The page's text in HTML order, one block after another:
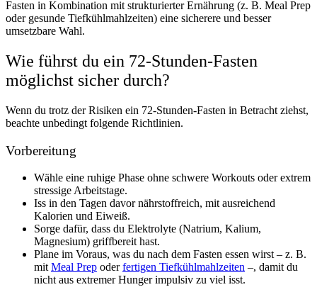
Fasten in Kombination mit strukturierter Ernährung (z. B. Meal Prep
oder gesunde Tiefkühlmahlzeiten) eine sicherere und besser
umsetzbare Wahl.
Wie führst du ein 72-Stunden-Fasten
möglichst sicher durch?
Wenn du trotz der Risiken ein 72-Stunden-Fasten in Betracht ziehst,
beachte unbedingt folgende Richtlinien.
Vorbereitung
Wähle eine ruhige Phase ohne schwere Workouts oder extrem
stressige Arbeitstage.
Iss in den Tagen davor nährstoffreich, mit ausreichend
Kalorien und Eiweiß.
Sorge dafür, dass du Elektrolyte (Natrium, Kalium,
Magnesium) griffbereit hast.
Plane im Voraus, was du nach dem Fasten essen wirst – z. B.
mit Meal Prep oderfertigen Tiefkühlmahlzeiten –, damit du
nicht aus extremer Hunger impulsiv zu viel isst.